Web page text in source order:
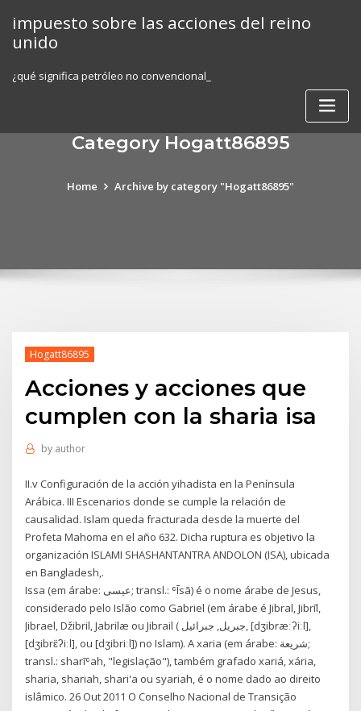
content
impuesto sobre las acciones del reino
unido
¿qué significa petróleo no convencional_
Category Hogatt86895
Home Archive by category "Hogatt86895"
Hogatt86895
Acciones y acciones que
cumplen con la sharia isa
by author
II.v Configuración de la acción yihadista en la Península
Arábica. III Escenarios donde se cumple la relación de
causalidad. Islam queda fracturada desde la muerte del
Profeta Mahoma en el año 632. Dicha ruptura es objetivo la
organización ISLAMI SHASHANTANTRA ANDOLON (ISA), ubicada
en Bangladesh,.
Issa (em árabe: عيسى; transl.: ʿĪsā) é o nome árabe de Jesus,
considerado pelo Islão como Gabriel (em árabe é Jibral, Jibrīl,
Jibrael, Džibril, Jabrilæ ou Jibrail ( جبريل, جبرائيل, [dʒibræːʔiːl],
[dʒibrɛ̈ʔiːl], ou [dʒibriːl]) no Islam). A xaria (em árabe: شريعة;
transl.: sharīʿah, "legislação"), também grafado xariá, xária,
sharia, shariah, shari'a ou syariah, é o nome dado ao direito
islâmico. 26 Out 2011 O Conselho Nacional de Transição